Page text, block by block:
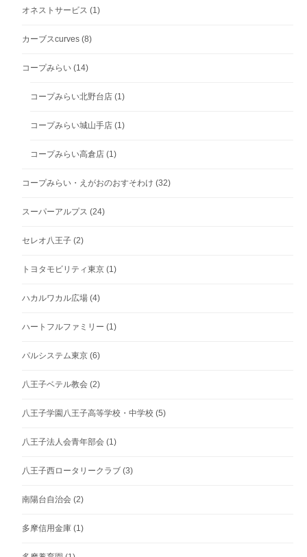
オネストサービス (1)
カーブスcurves (8)
コープみらい (14)
コープみらい北野台店 (1)
コープみらい城山手店 (1)
コープみらい高倉店 (1)
コープみらい・えがおのおすそわけ (32)
スーパーアルプス (24)
セレオ八王子 (2)
トヨタモビリティ東京 (1)
ハカルワカル広場 (4)
ハートフルファミリー (1)
パルシステム東京 (6)
八王子ベテル教会 (2)
八王子学園八王子高等学校・中学校 (5)
八王子法人会青年部会 (1)
八王子西ロータリークラブ (3)
南陽台自治会 (2)
多摩信用金庫 (1)